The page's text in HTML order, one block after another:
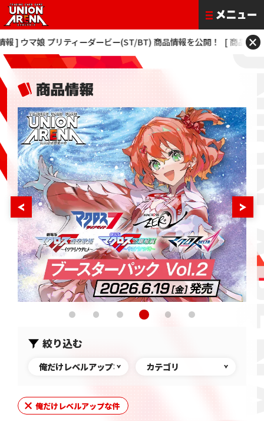
マ娘 プリティーダービー(ST/BT) 商品情報を公開！ [ 商品情報 ] 僕
×
絞り込む
俺だけレベルアップな件 カテゴリ
俺だけレベルアップな件